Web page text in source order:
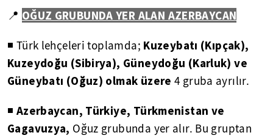
📍 OĞUZ GRUBUNDA YER ALAN AZERBAYCAN
◾ Türk lehçeleri toplamda; Kuzeybatı (Kıpçak),
Kuzeydoğu (Sibirya), Güneydoğu (Karluk) ve
Güneybatı (Oğuz) olmak üzere4 gruba ayrılır.
◾ Azerbaycan, Türkiye, Türkmenistan ve
Gagavuzya, Oğuz grubunda yer alır. Bu gruptan